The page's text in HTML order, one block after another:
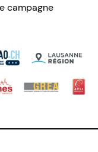
campagne